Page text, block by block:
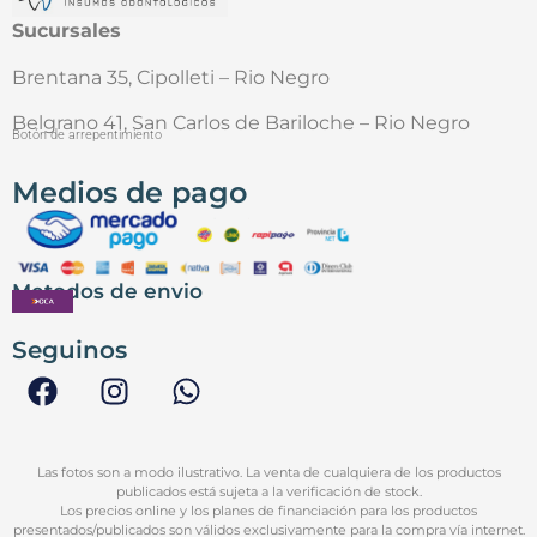
Sucursales
Brentana 35, Cipolleti – Rio Negro
Belgrano 41, San Carlos de Bariloche – Rio Negro
Botón de arrepentimiento
Medios de pago
Metodos de envio
Seguinos
Las fotos son a modo ilustrativo. La venta de cualquiera de los productos
publicados está sujeta a la verificación de stock.
Los precios online y los planes de financiación para los productos
presentados/publicados son válidos exclusivamente para la compra vía internet.